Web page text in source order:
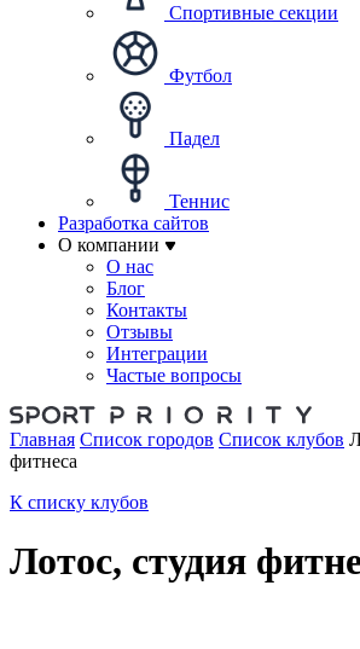
Спортивные секции
Футбол
Падел
Теннис
Разработка сайтов
О компании
О нас
Блог
Контакты
Отзывы
Интеграции
Частые вопросы
Главная Список городов Список клубов
фитнеса
К списку клубов
Лотос, студия